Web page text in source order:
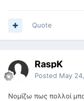
Quote
RaspK
Posted May
Νομίζω πως πολλοί